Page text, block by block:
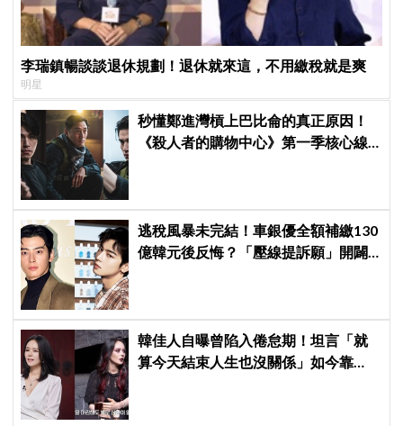
李瑞鎮暢談談退休規劃！退休就來這，不用繳稅就是爽
明星
秒懂鄭進灣槓上巴比侖的真正原因！
《殺人者的購物中心》第一季核心線
逃稅風暴未完結！車銀優全額補繳130
億韓元後反悔？「壓線提訴願」開闢
韓佳人自曝曾陷入倦怠期！坦言「就
算今天結束人生也沒關係」如今靠